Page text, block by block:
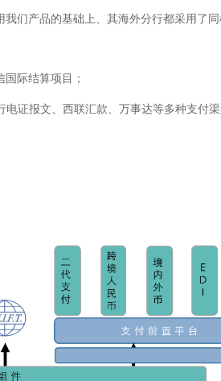
们产品的基础上、其海外分行都采用了
际结算项目；
证报文、西联汇款、万事达等多种支付